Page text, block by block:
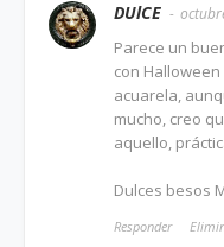
DUlCE
Parece un
con Halloween
acuarela,
mucho, creo
aquello,
Dulces besos
Responder